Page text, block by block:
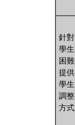
針對
學生
困難
提供
學生
調整
方式